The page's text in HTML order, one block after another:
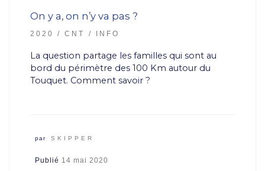
On y a, on n’y va pas ?
2020 CNT INFO
La question partage les familles qui sont au
bord du périmètre des 100 Km autour du
Touquet. Comment savoir ?
par SKIPPER
Publié 14 mai 2020